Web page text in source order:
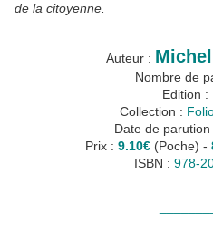
de la citoyenne.
Auteur :
Nombre de
Edition :
Collection :
Date de parution
Prix : 9.10€ (Poche) -
ISBN : 978-